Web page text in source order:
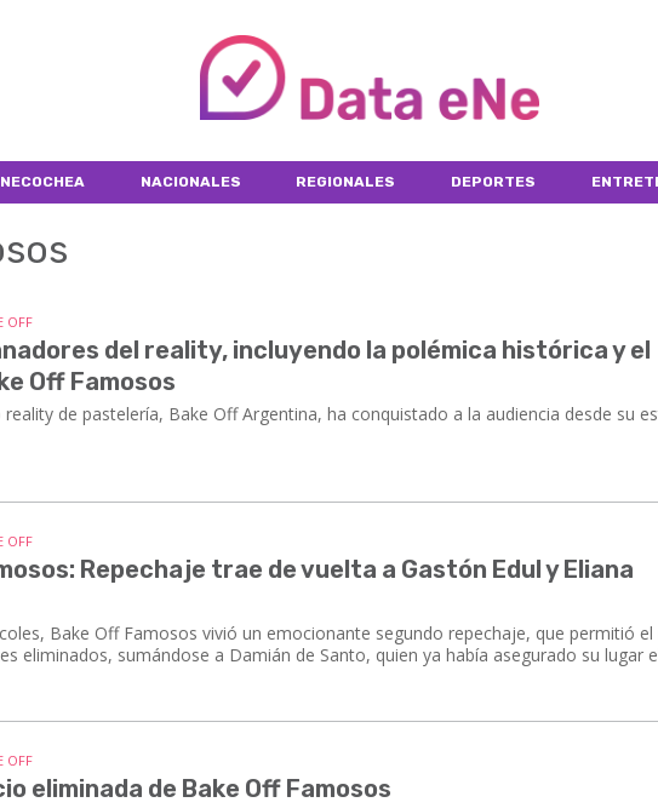
NECOCHEA NACIONALES REGIONALES DEPORTES
OFF
del reality, incluyendo la polémica histórica y el
Off Famosos
de pastelería, Bake Off Argentina, ha conquistado a la audiencia desde su
OFF
Repechaje trae de vuelta a Gastón Edul y Eliana
Bake Off Famosos vivió un emocionante segundo repechaje, que permitió el
eliminados, sumándose a Damián de Santo, quien ya había asegurado su lugar
OFF
eliminada de Bake Off Famosos